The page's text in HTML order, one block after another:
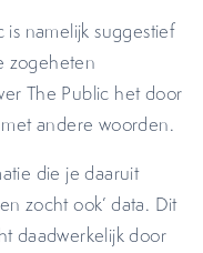
namelijk suggestief
zogeheten
The Public het door
andere woorden.
die je daaruit
zocht ook’ data. Dit
daadwerkelijk door